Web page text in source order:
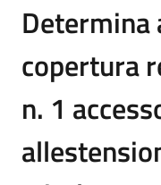
Determina
copertura
n. 1